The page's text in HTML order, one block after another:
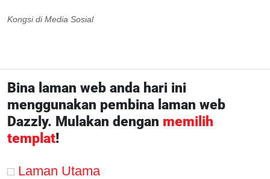
Kongsi di Media Sosial
Bina laman web anda hari ini
menggunakan pembina laman web
Dazzly. Mulakan dengan memilih
templat!
Laman Utama